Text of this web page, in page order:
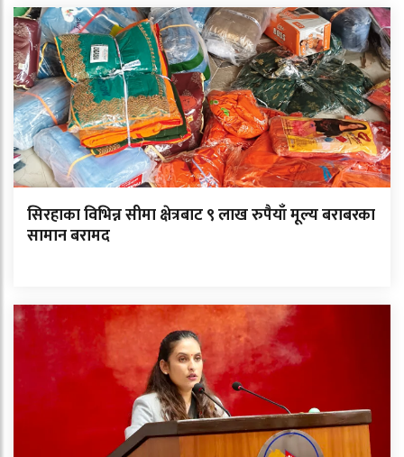
सिरहाका विभिन्न सीमा क्षेत्रबाट ९ लाख रुपैयाँ मूल्य बराबरका
सामान बरामद